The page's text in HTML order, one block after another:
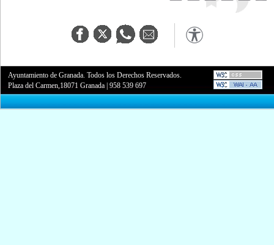
Ayuntamiento de Granada. Todos los Derechos Reservados.
Plaza del Carmen,18071 Granada |958 539 697